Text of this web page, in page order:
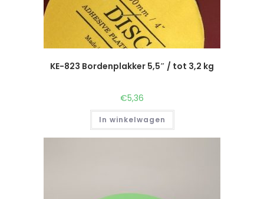
KE-823 Bordenplakker 5,5″ / tot 3,2 kg
€5,36
In winkelwagen